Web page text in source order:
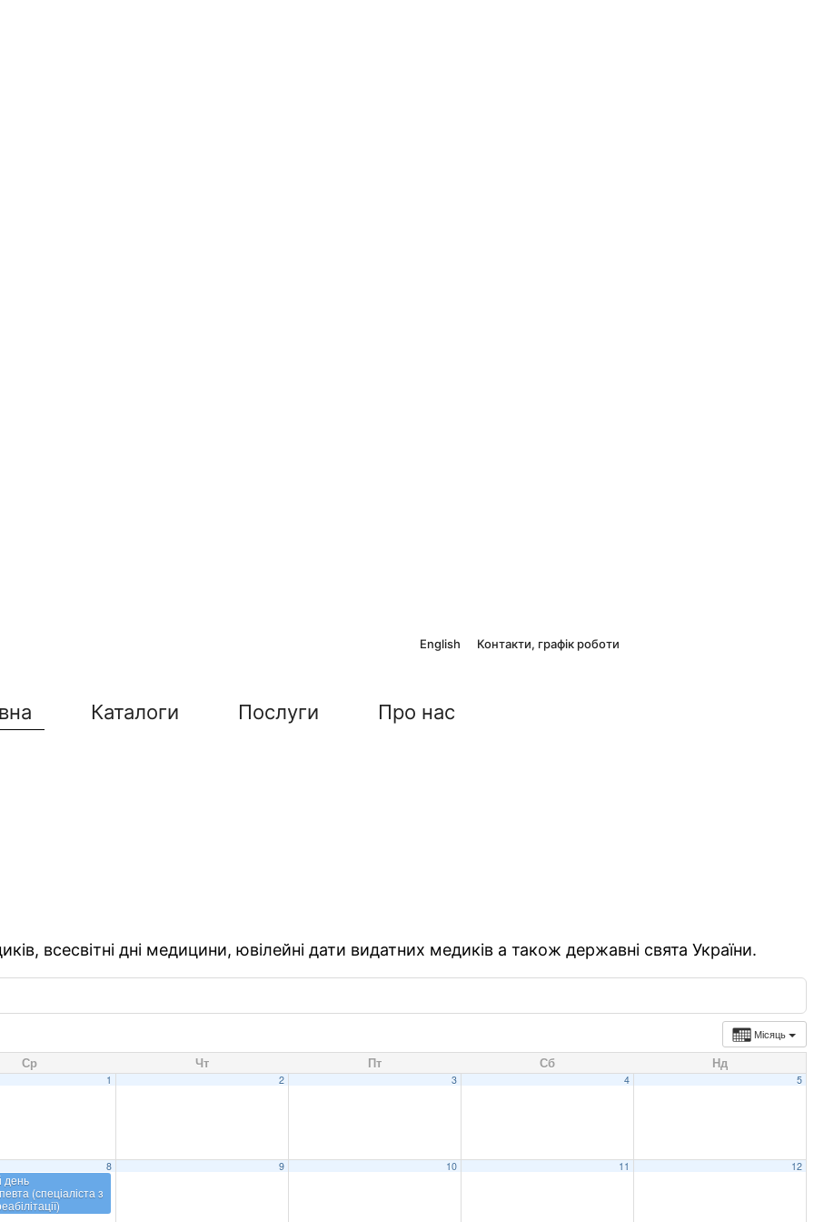
English Контакти, графік роботи
Каталоги Послуги Про нас
всесвітні дні медицини, ювілейні дати видатних медиків а також державні свята України.
Місяць
Ср Чт Пт Сб Нд
1 2 3 4 5
8
день
(спеціаліста з
9 10 11 12